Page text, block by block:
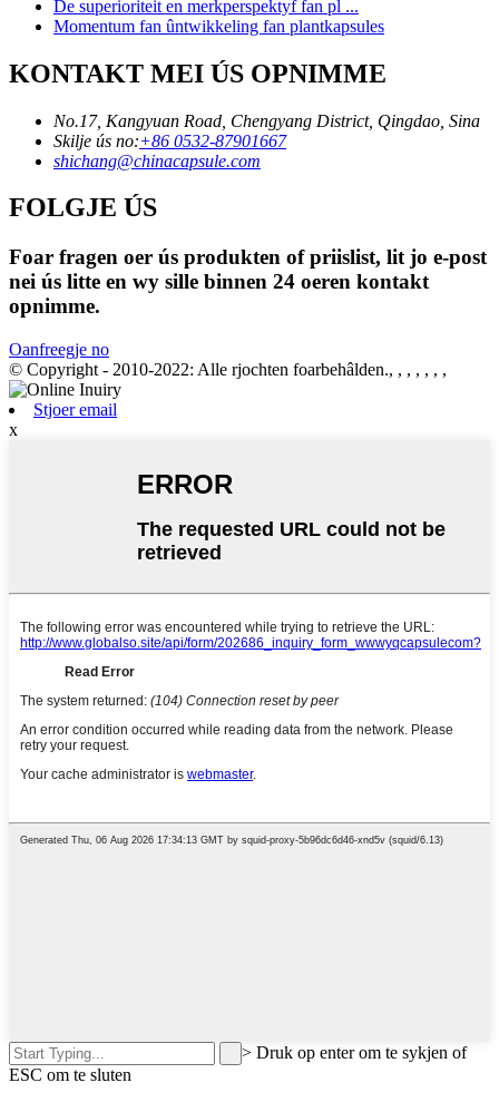
De superioriteit en merkperspektyf fan pl ...
Momentum fan ûntwikkeling fan plantkapsules
KONTAKT MEI ÚS OPNIMME
No.17, Kangyuan Road, Chengyang District, Qingdao, Sina
Skilje ús no:+86 0532-87901667
shichang@chinacapsule.com
FOLGJE ÚS
Foar fragen oer ús produkten of priislist, lit jo e-post
nei ús litte en wy sille binnen 24 oeren kontakt
opnimme.
Oanfreegje no
© Copyright - 2010-2022: Alle rjochten foarbehâlden., , , , , , ,
Stjoer email
x
> Druk op enter om te sykjen of
ESC om te sluten